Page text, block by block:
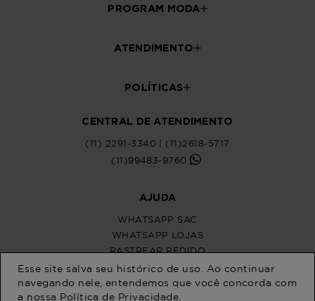
PROGRAM MODA
ATENDIMENTO
POLÍTICAS
CENTRAL DE ATENDIMENTO
(11) 2291-3340 | (11)2618-5717
(11)99483-9760
AJUDA
WHATSAPP SAC
WHATSAPP LOJAS
RASTREAR PEDIDO
SOLICITE SUA TROCA
PERGUNTAS FREQUENTES
Esse site salva seu histórico de uso. Ao continuar
navegando nele, entendemos que você concorda com
a nossa Política de Privacidade